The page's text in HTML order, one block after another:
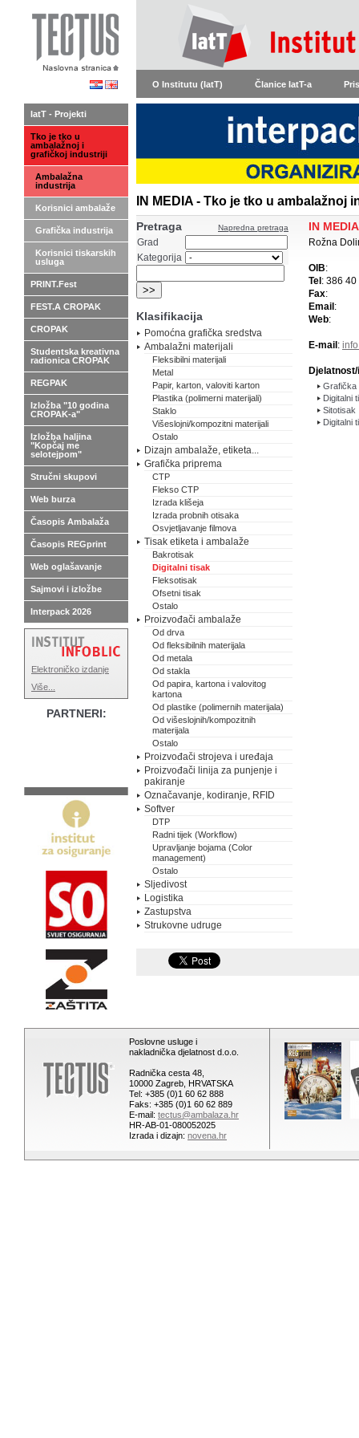
O Institutu (IatT) Članice IatT-a
IN MEDIA - Tko je tko u ambalažnoj
Napredna pretraga
Pretraga
Grad
Kategorija
Klasifikacija
Pomoćna grafička sredstva
Ambalažni materijali
Fleksibilni materijali
Metal
Papir, karton, valoviti karton
Plastika (polimerni materijali)
Staklo
Višeslojni/kompozitni materijali
Ostalo
Dizajn ambalaže, etiketa...
Grafička priprema
CTP
Flekso CTP
Izrada klišeja
Izrada probnih otisaka
Osvjetljavanje filmova
Tisak etiketa i ambalaže
Bakrotisak
Digitalni tisak
Fleksotisak
Ofsetni tisak
Ostalo
Proizvođači ambalaže
Od drva
Od fleksibilnih materijala
Od metala
Od stakla
Od papira, kartona i valovitog
kartona
Od plastike (polimernih materijala)
Od višeslojnih/kompozitnih
materijala
Ostalo
Proizvođači strojeva i uređaja
Proizvođači linija za punjenje i
pakiranje
Označavanje, kodiranje, RFID
Softver
DTP
Radni tijek (Workflow)
Upravljanje bojama (Color
management)
Ostalo
Sljedivost
Logistika
Zastupstva
Strukovne udruge
IN MEDIA
Rožna
OIB:
Tel : 386
Fax:
Email :
Web:
E-mail :
Djelatnost/i
Grafička
Digitalni
Sitotisak
Digitalni
IatT - Projekti
Tko je tko u
ambalažnoj i
grafičkoj industriji
Ambalažna
industrija
Korisnici ambalaže
Grafička industrija
Korisnici tiskarskih
usluga
PRINT.Fest
FEST.A CROPAK
CROPAK
Studentska kreativna
radionica CROPAK
REGPAK
Izložba "10 godina
CROPAK-a"
Izložba haljina
"Kopčaj me
selotejpom"
Stručni skupovi
Web burza
Časopis Ambalaža
Časopis REGprint
Web oglašavanje
Sajmovi i izložbe
Interpack 2026
Elektroničko izdanje
Više...
PARTNERI:
Poslovne usluge i
nakladnička djelatnost d.o.o.
Radnička cesta 48,
10000 Zagreb, HRVATSKA
Tel: +385 (0)1 60 62 888
Faks: +385 (0)1 60 62 889
E-mail: tectus@ambalaza.hr
HR-AB-01-080052025
Izrada i dizajn: novena.hr